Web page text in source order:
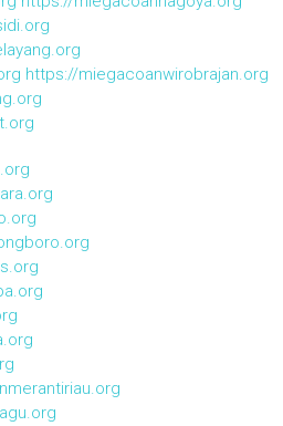
https://miegacoanwirobrajan.org